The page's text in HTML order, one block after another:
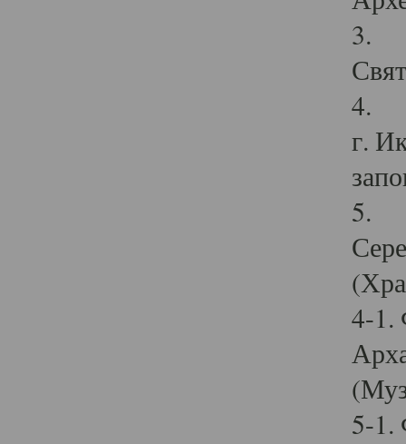
3.
4.
г.
5.
4-1.
5-1.